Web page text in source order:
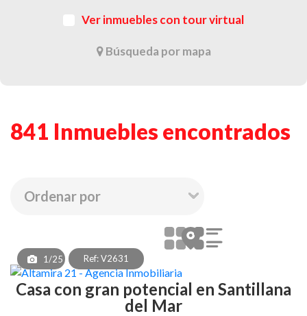
Ver inmuebles con tour virtual
Búsqueda por mapa
841 Inmuebles encontrados
1/25 Ref: V2631
Casa con gran potencial en Santillana
del Mar